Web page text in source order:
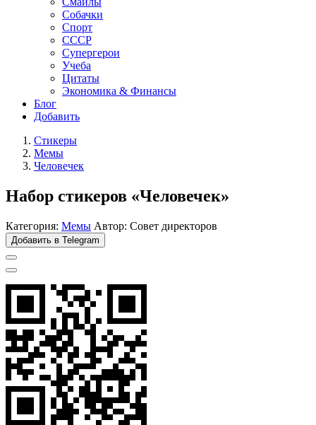
Собачки
Спорт
СССР
Супергерои
Учеба
Цитаты
Экономика & Финансы
Блог
Добавить
Стикеры
Мемы
Человечек
Набор стикеров «Человечек»
Категория: Мемы Автор: Совет директоров
Добавить в Telegram